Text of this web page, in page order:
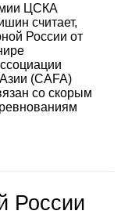
ЦСКА
считает,
России от
(CAFA)
со скорым
России